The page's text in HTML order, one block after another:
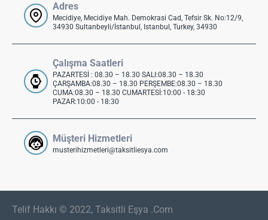
Adres
Mecidiye, Mecidiye Mah. Demokrasi Cad, Tefsir Sk. No:12/9,
34930 Sultanbeyli/İstanbul, Istanbul, Turkey, 34930
Çalışma Saatleri
PAZARTESİ : 08.30 – 18.30 SALI:08.30 – 18.30
ÇARŞAMBA:08.30 – 18.30 PERŞEMBE:08.30 – 18.30
CUMA:08.30 – 18.30 CUMARTESİ:10:00 - 18:30
PAZAR:10:00 - 18:30
Müşteri Hizmetleri
musterihizmetleri@taksitliesya.com
Telif Hakkı © 2022, Taksitli Eşya .Com